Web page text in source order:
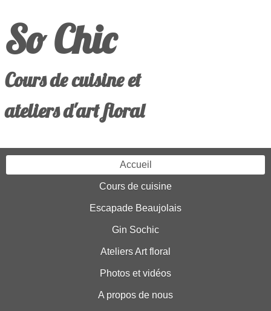
So Chic
Cours de cuisine et
ateliers d'art floral
Accueil
Cours de cuisine
Escapade Beaujolais
Gin Sochic
Ateliers Art floral
Photos et vidéos
A propos de nous